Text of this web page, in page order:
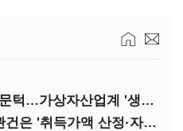
높아진 부채비율 200% 문턱…가상자산업계 '생존 시험대'
내년 코인 과세 강행…관건은 '취득가액 산정·자산 이동'